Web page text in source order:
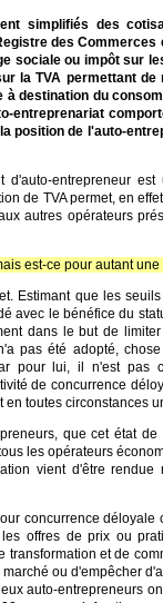
simplifiés des
des Commerces
sociale ou impôt sur
la TVA permettant
à destination du
entreprenariat
position de l'auto-
entrepreneur
de TVA permet, en
autres opérateurs
est-ce pour autant
Estimant que les
avec le bénéfice du
dans le but de
pas été adopté,
pour lui, il n'est pas
de concurrence
toutes circonstances
que cet état
les opérateurs
vient d'être
concurrence
offres de prix ou
et de
ou d'empêcher
auto-entrepreneurs